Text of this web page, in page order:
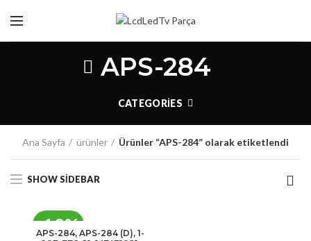
APS-284
CATEGORIES
Ana Sayfa ürünler Ürünler “APS-284” olarak etiketlendi
SHOW SIDEBAR
-10%
APS-284, APS-284 (D), 1-